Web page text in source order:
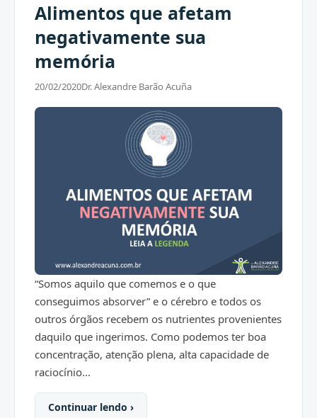
Alimentos que afetam
negativamente sua
memória
20/02/2020Dr. Alexandre Barão Acuña
“Somos aquilo que comemos e o que
conseguimos absorver” e o cérebro e todos os
outros órgãos recebem os nutrientes provenientes
daquilo que ingerimos. Como podemos ter boa
concentração, atenção plena, alta capacidade de
raciocínio...
Continuar lendo ›